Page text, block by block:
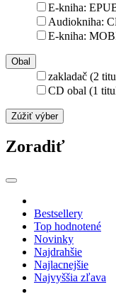
E-kniha:
Audiokniha:
E-kniha:
Obal
zakladač (2
CD obal (1
Zúžiť výber
Zoradiť
Bestsellery
Top hodnotené
Novinky
Najdrahšie
Najlacnejšie
Najvyššia zľava